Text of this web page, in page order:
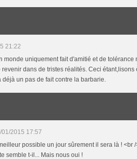
21:22
monde uniquement fait d'amitié et de tolérance
dans de tristes réalités. Ceci
déjà un pas de fait contre la barbarie.
01/2015 17:57
possible un jour sûrement il sera là ! <br
semble t-il... Mais nous oui !